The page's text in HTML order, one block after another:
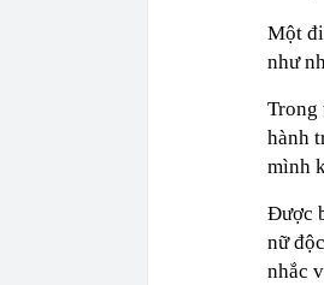
Một
như
Trong
hành
mình
Được
nữ
nhắc